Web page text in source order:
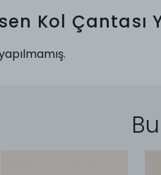
Kol Çantası